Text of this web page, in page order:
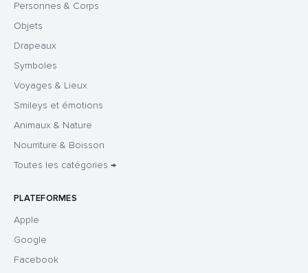
Personnes & Corps
Objets
Drapeaux
Symboles
Voyages & Lieux
Smileys et émotions
Animaux & Nature
Nourriture & Boisson
Toutes les catégories →
PLATEFORMES
Apple
Google
Facebook